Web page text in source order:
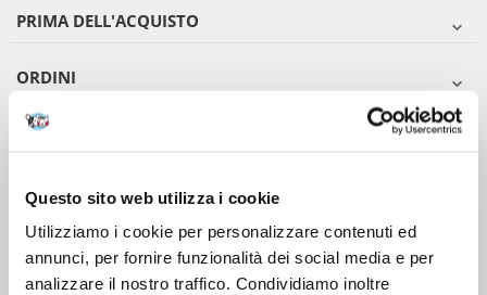
Questo sito web utilizza i cookie
Utilizziamo i cookie per personalizzare contenuti ed
annunci, per fornire funzionalità dei social media e per
analizzare il nostro traffico. Condividiamo inoltre
PRIMA DELL'ACQUISTO
ORDINI
DOPO L'ACQUISTO
VIENI A CONOSCERCI